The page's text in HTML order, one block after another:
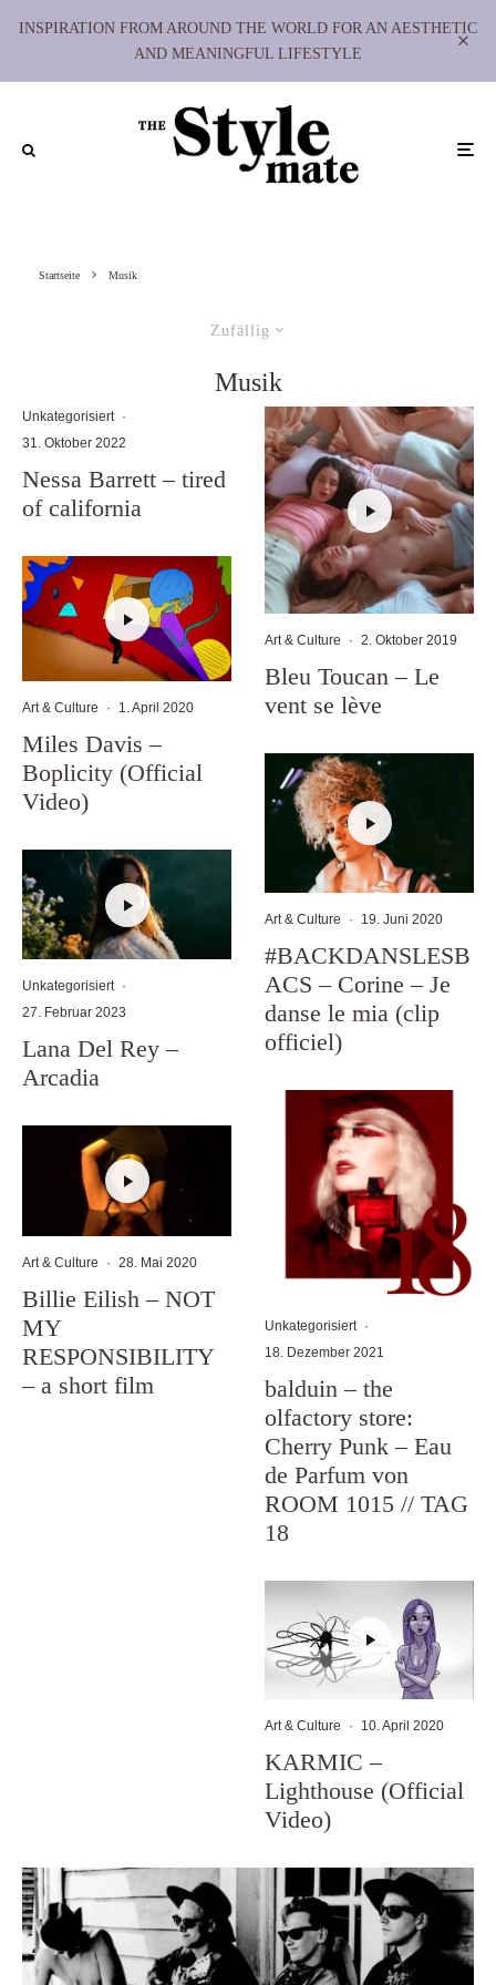
INSPIRATION FROM AROUND THE WORLD FOR AN AESTHETIC
AND MEANINGFUL LIFESTYLE
Startseite Musik
Zufällig
Musik
Unkategorisiert ·
31. Oktober 2022
Nessa Barrett – tired
of california
Art & Culture · 1. April 2020
Miles Davis –
Boplicity (Official
Video)
Unkategorisiert ·
27. Februar 2023
Lana Del Rey –
Arcadia
Art & Culture · 28. Mai 2020
Billie Eilish – NOT
MY
RESPONSIBILITY
– a short film
Art & Culture · 2. Oktober 2019
Bleu Toucan – Le
vent se lève
Art & Culture · 19. Juni 2020
#BACKDANSLESB
ACS – Corine – Je
danse le mia (clip
officiel)
Unkategorisiert ·
18. Dezember 2021
balduin – the
olfactory store:
Cherry Punk – Eau
de Parfum von
ROOM 1015 // TAG
18
Art & Culture · 10. April 2020
KARMIC –
Lighthouse (Official
Video)